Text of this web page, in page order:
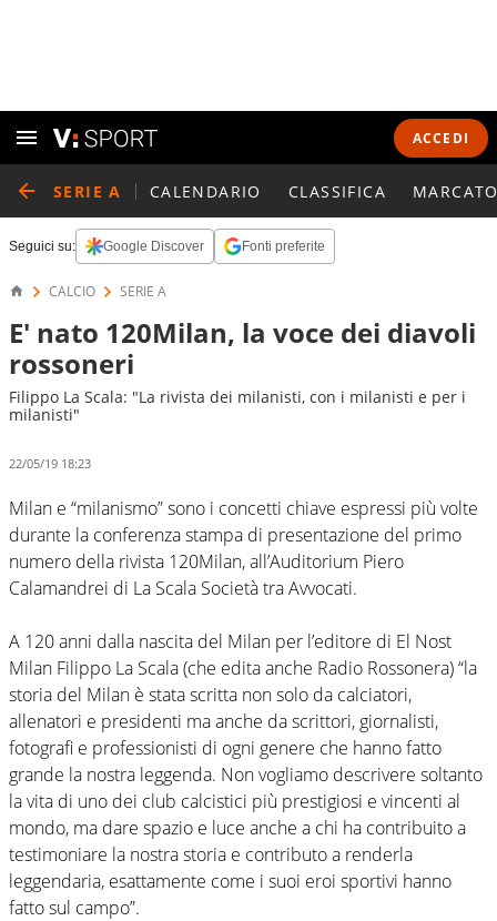
ACCEDI
SERIE A CALENDARIO CLASSIFICA
Seguici su: Google Discover Fonti preferite
CALCIO SERIE A
E' nato 120Milan, la voce dei diavoli
rossoneri
Filippo La Scala: "La rivista dei milanisti, con i milanisti e per i
milanisti"
22/05/19 18:23
Milan e “milanismo” sono i concetti chiave espressi più volte
durante la conferenza stampa di presentazione del primo
numero della rivista 120Milan, all’Auditorium Piero
Calamandrei di La Scala Società tra Avvocati.
A 120 anni dalla nascita del Milan per l’editore di El Nost
Milan Filippo La Scala (che edita anche Radio Rossonera) “la
storia del Milan è stata scritta non solo da calciatori,
allenatori e presidenti ma anche da scrittori, giornalisti,
fotografi e professionisti di ogni genere che hanno fatto
grande la nostra leggenda. Non vogliamo descrivere soltanto
la vita di uno dei club calcistici più prestigiosi e vincenti al
mondo, ma dare spazio e luce anche a chi ha contribuito a
testimoniare la nostra storia e contributo a renderla
leggendaria, esattamente come i suoi eroi sportivi hanno
fatto sul campo”.